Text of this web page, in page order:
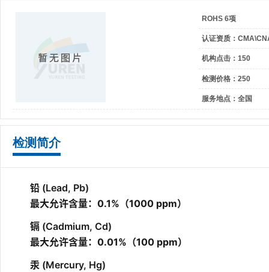
机械设备检测
家具检测
建筑工程检测
ROHS 6项
认证资质：
机构点击： 150
检测价格：250
服务地点：全国
检测简介
铅 (Lead, Pb)
最大允许含量：0.1%（1000 ppm）
镉 (Cadmium, Cd)
最大允许含量：0.01%（100 ppm）
汞 (Mercury, Hg)